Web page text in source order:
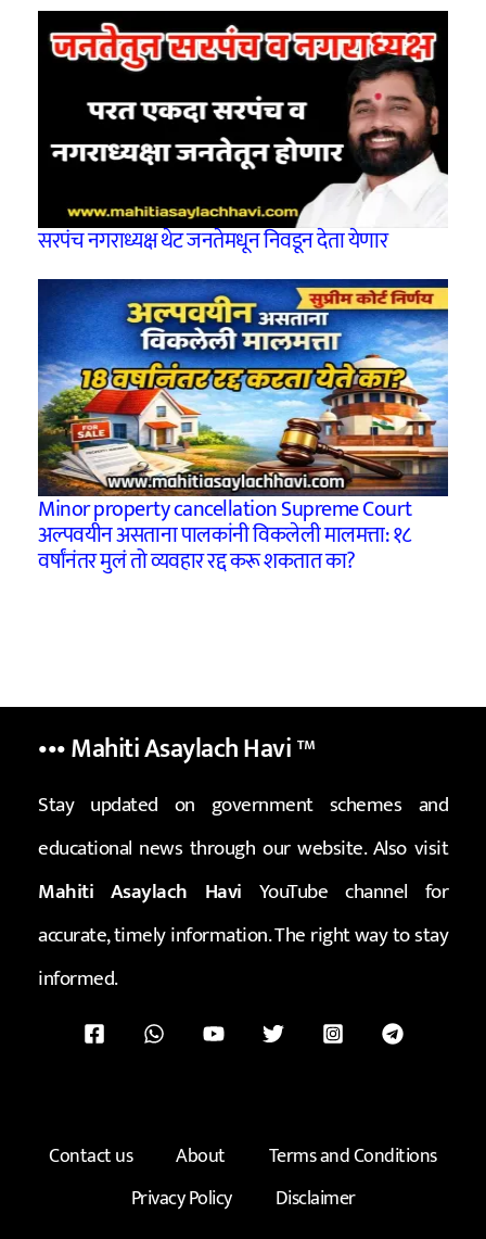
सरपंच नगराध्यक्ष थेट जनतेमधून निवडून देता येणार
Minor property cancellation Supreme Court
अल्पवयीन असताना पालकांनी विकलेली मालमत्ता: १८
वर्षांनंतर मुलं तो व्यवहार रद्द करू शकतात का?
••• Mahiti Asaylach Havi™
Stay updated on government schemes and
educational news through our website. Also visit
Mahiti Asaylach Havi YouTube channel for
accurate, timely information. The right way to stay
informed.
Contact us About
Terms and Conditions
Privacy Policy
Disclaimer